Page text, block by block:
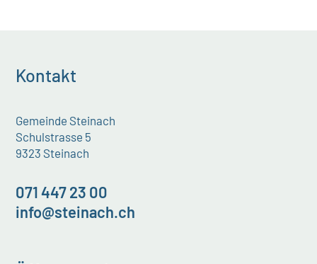
Kontakt
Gemeinde Steinach
Schulstrasse 5
9323 Steinach
071 447 23 00
info@steinach.ch